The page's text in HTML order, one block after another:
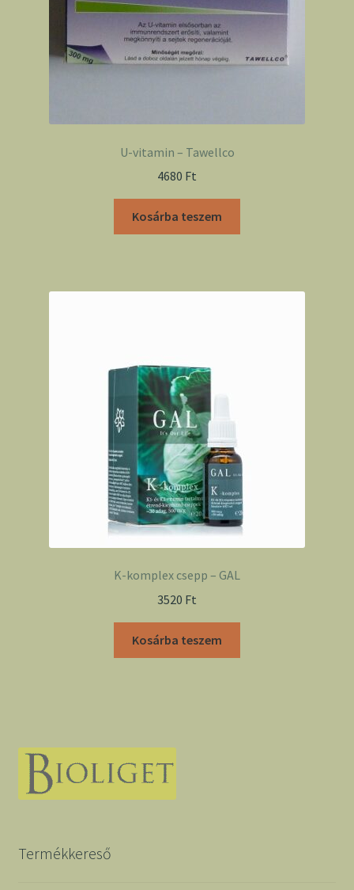
U-vitamin – Tawellco
4680 Ft
Kosárba teszem
K-komplex csepp – GAL
3520 Ft
Kosárba teszem
Termékkereső